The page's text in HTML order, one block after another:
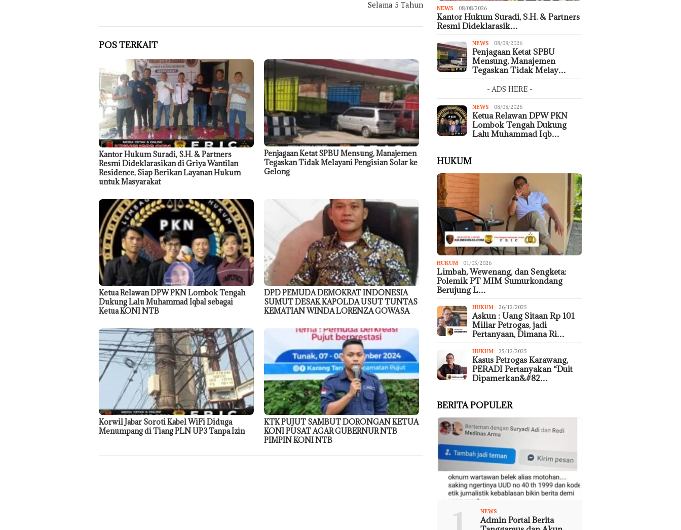
Selama 5 Tahun
POS TERKAIT
Kantor Hukum Suradi, S.H. & Partners
Resmi Dideklarasikan di Griya Wantilan
Residence, Siap Berikan Layanan Hukum
untuk Masyarakat
Penjagaan Ketat SPBU Mensung, Manajemen
Tegaskan Tidak Melayani Pengisian Solar ke
Gelong
Ketua Relawan DPW PKN Lombok Tengah
Dukung Lalu Muhammad Iqbal sebagai
Ketua KONI NTB
DPD PEMUDA DEMOKRAT INDONESIA
SUMUT DESAK KAPOLDA USUT TUNTAS
KEMATIAN WINDA LORENZA GOWASA
Korwil Jabar Soroti Kabel WiFi Diduga
Menumpang di Tiang PLN UP3 Tanpa Izin
KTK PUJUT SAMBUT DORONGAN KETUA
KONI PUSAT AGAR GUBERNUR NTB
PIMPIN KONI NTB
NEWS 08/08/2026
Kantor Hukum Suradi, S.H. & Partners
Resmi Dideklarasik…
NEWS 08/08/2026
Penjagaan Ketat SPBU
Mensung, Manajemen
Tegaskan Tidak Melay…
- ADS HERE -
NEWS 08/08/2026
Ketua Relawan DPW PKN
Lombok Tengah Dukung
Lalu Muhammad Iqb…
HUKUM
HUKUM 01/05/2026
Limbah, Wewenang, dan Sengketa:
Polemik PT MIM Sumurkondang
Berujung L…
HUKUM 26/12/2025
Askun : Uang Sitaan Rp 101
Miliar Petrogas, jadi
Pertanyaan, Dimana Ri…
HUKUM 25/12/2025
Kasus Petrogas Karawang,
PERADI Pertanyakan “Duit
Dipamerkan&#82…
BERITA POPULER
NEWS
Admin Portal Berita